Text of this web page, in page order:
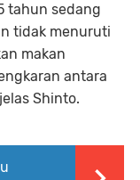
tahun sedang
tidak menuruti
makan
antara
Shinto.